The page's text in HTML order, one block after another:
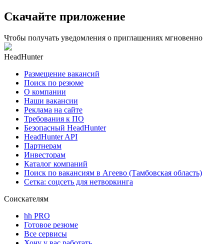
Скачайте приложение
Чтобы получать уведомления о приглашениях мгновенно
HeadHunter
Размещение вакансий
Поиск по резюме
О компании
Наши вакансии
Реклама на сайте
Требования к ПО
Безопасный HeadHunter
HeadHunter API
Партнерам
Инвесторам
Каталог компаний
Поиск по вакансиям в Агеево (Тамбовская область)
Сетка: соцсеть для нетворкинга
Соискателям
hh PRO
Готовое резюме
Все сервисы